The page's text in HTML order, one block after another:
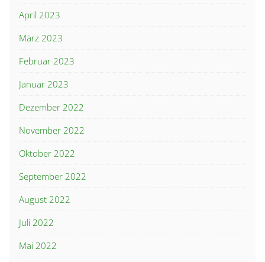
April 2023
März 2023
Februar 2023
Januar 2023
Dezember 2022
November 2022
Oktober 2022
September 2022
August 2022
Juli 2022
Mai 2022